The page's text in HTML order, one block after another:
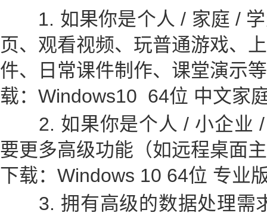
1. 如果你是个人 / 家庭 / 学
页、观看视频、玩普通游戏、
件、日常课件制作、课堂演示
载：Windows10 64位 中文家
2. 如果你是个人 / 小企业 /
要更多高级功能（如远程桌面
下载：Windows 10 64位 专业
3. 拥有高级的数据处理需